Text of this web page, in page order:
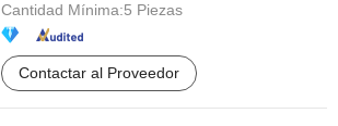
Cantidad Mínima:5 Piezas
Contactar al Proveedor